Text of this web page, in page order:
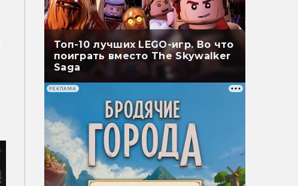
Топ-10 лучших LEGO-игр. Во что
поиграть вместо The Skywalker
Saga
РЕКЛАМА